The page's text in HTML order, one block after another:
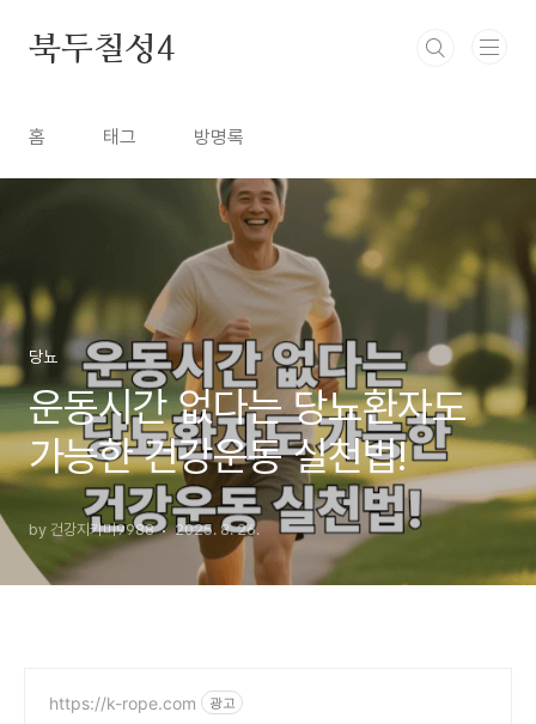
북두칠성4
홈 태그 방명록
당뇨
운동시간 없다는 당뇨환자도
가능한 건강운동 실천법!
by 건강지키미9988 2025. 8. 26.
https://k-rope.com 광고